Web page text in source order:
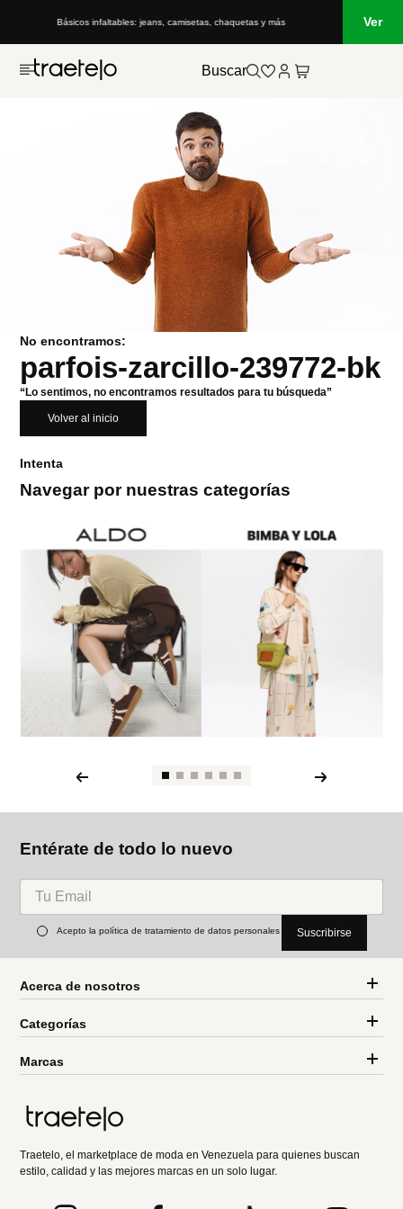
Básicos infaltables: jeans, camisetas, chaquetas y más Ver
Buscar
No encontramos:
parfois-zarcillo-239772-bk
“Lo sentimos, no encontramos resultados para tu búsqueda”
Volver al inicio
Intenta
Navegar por nuestras categorías
Entérate de todo lo nuevo
Acepto la política de tratamiento de datos personales Suscribirse
Acerca de nosotros
Categorías
Marcas
Traetelo, el marketplace de moda en Venezuela para quienes buscan
estilo, calidad y las mejores marcas en un solo lugar.